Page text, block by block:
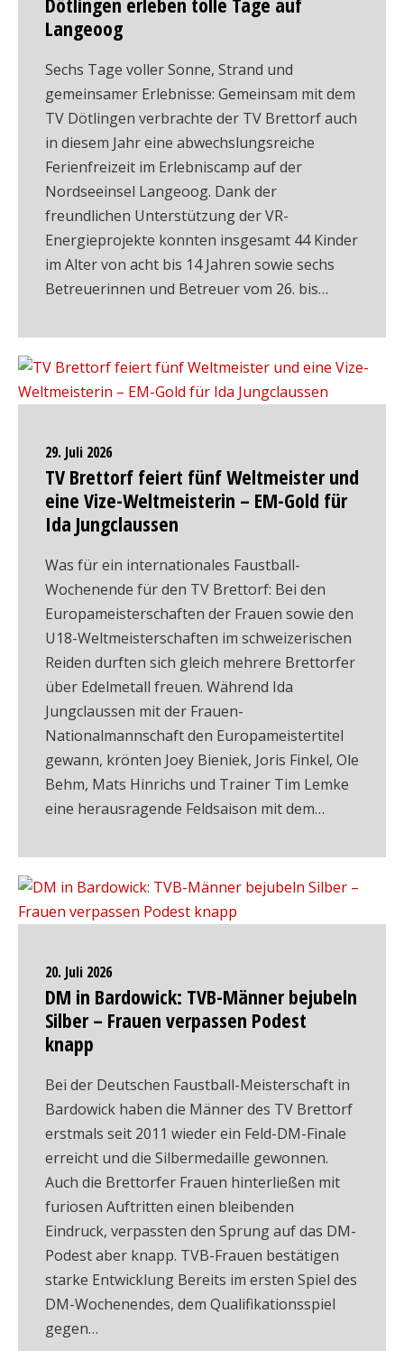
Langeoog
Sechs Tage voller Sonne, Strand und
gemeinsamer Erlebnisse: Gemeinsam mit dem
TV Dötlingen verbrachte der TV Brettorf auch
in diesem Jahr eine abwechslungsreiche
Ferienfreizeit im Erlebniscamp auf der
Nordseeinsel Langeoog. Dank der
freundlichen Unterstützung der VR-
Energieprojekte konnten insgesamt 44 Kinder
im Alter von acht bis 14 Jahren sowie sechs
Betreuerinnen und Betreuer vom 26. bis…
29. Juli 2026
TV Brettorf feiert fünf Weltmeister und
eine Vize-Weltmeisterin – EM-Gold für
Ida Jungclaussen
Was für ein internationales Faustball-
Wochenende für den TV Brettorf: Bei den
Europameisterschaften der Frauen sowie den
U18-Weltmeisterschaften im schweizerischen
Reiden durften sich gleich mehrere Brettorfer
über Edelmetall freuen. Während Ida
Jungclaussen mit der Frauen-
Nationalmannschaft den Europameistertitel
gewann, krönten Joey Bieniek, Joris Finkel, Ole
Behm, Mats Hinrichs und Trainer Tim Lemke
eine herausragende Feldsaison mit dem…
20. Juli 2026
DM in Bardowick: TVB-Männer bejubeln
Silber – Frauen verpassen Podest
knapp
Bei der Deutschen Faustball-Meisterschaft in
Bardowick haben die Männer des TV Brettorf
erstmals seit 2011 wieder ein Feld-DM-Finale
erreicht und die Silbermedaille gewonnen.
Auch die Brettorfer Frauen hinterließen mit
furiosen Auftritten einen bleibenden
Eindruck, verpassten den Sprung auf das DM-
Podest aber knapp. TVB-Frauen bestätigen
starke Entwicklung Bereits im ersten Spiel des
DM-Wochenendes, dem Qualifikationsspiel
gegen…